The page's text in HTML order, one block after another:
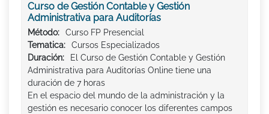
Curso de Gestión Contable y Gestión
Administrativa para Auditorías
Método:
Curso FP Presencial
Tematica:
Cursos Especializados
Duración:
El Curso de Gestión Contable y Gestión
Administrativa para Auditorías Online tiene una
duración de 7 horas
En el espacio del mundo de la administración y la
gestión es necesario conocer los diferentes campos